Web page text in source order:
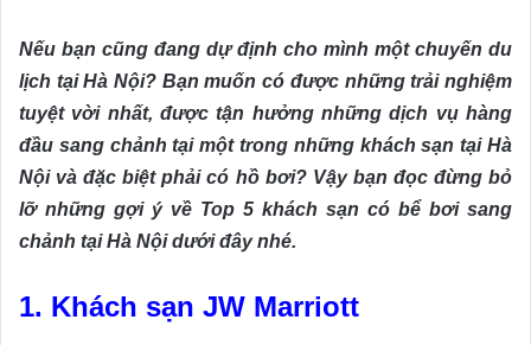
Nếu bạn cũng đang dự định cho mình một chuyến du
lịch tại Hà Nội? Bạn muốn có được những trải nghiệm
tuyệt vời nhất, được tận hưởng những dịch vụ hàng
đầu sang chảnh tại một trong những khách sạn tại Hà
Nội và đặc biệt phải có hồ bơi? Vậy bạn đọc đừng bỏ
lỡ những gợi ý về Top 5 khách sạn có bể bơi sang
chảnh tại Hà Nội dưới đây nhé.
1. Khách sạn JW Marriott